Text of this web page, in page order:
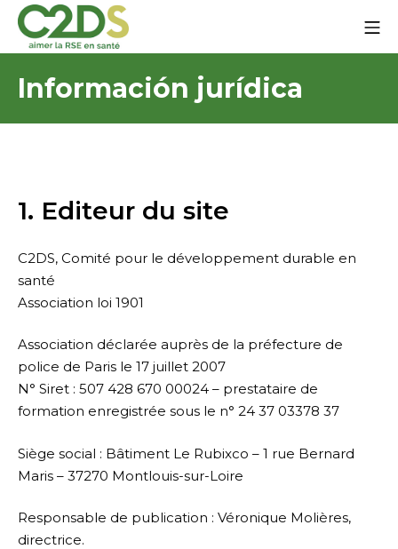
contenido
C2DS
Información jurídica
1. Editeur du site
C2DS, Comité pour le développement durable en
santé
Association loi 1901
Association déclarée auprès de la préfecture de
police de Paris le 17 juillet 2007
N° Siret : 507 428 670 00024 – prestataire de
formation enregistrée sous le n° 24 37 03378 37
Siège social : Bâtiment Le Rubixco – 1 rue Bernard
Maris – 37270 Montlouis-sur-Loire
Responsable de publication : Véronique Molières,
directrice.